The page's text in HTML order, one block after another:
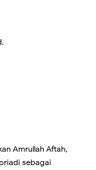
Amrullah Aftah,
sebagai